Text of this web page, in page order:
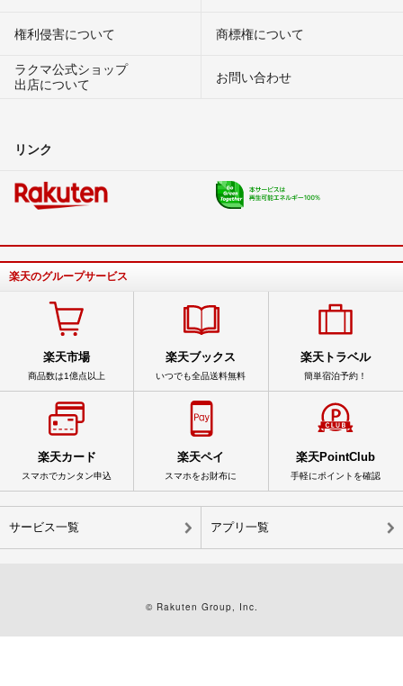
権利侵害について
商標権について
ラクマ公式ショップ
出店について
お問い合わせ
リンク
楽天のグループサービス
楽天市場
商品数は1億点以上
楽天ブックス
いつでも全品送料無料
楽天トラベル
簡単宿泊予約！
楽天カード
スマホでカンタン申込
楽天ペイ
スマホをお財布に
楽天PointClub
手軽にポイントを確認
サービス一覧 アプリ一覧
© Rakuten Group, Inc.